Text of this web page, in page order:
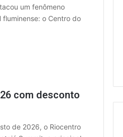
um fenômeno
o Centro do
com desconto
de 2026, o Riocentro